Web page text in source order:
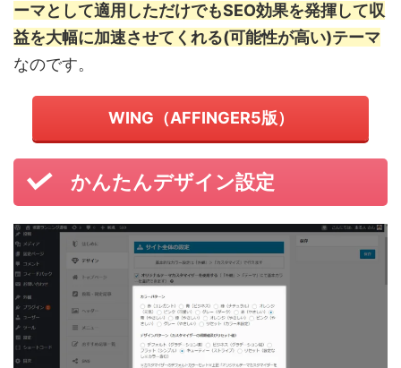
ーマとして適用しただけでもSEO効果を発揮して収
益を大幅に加速させてくれる(可能性が高い)テーマ
なのです。
WING（AFFINGER5版）
かんたんデザイン設定